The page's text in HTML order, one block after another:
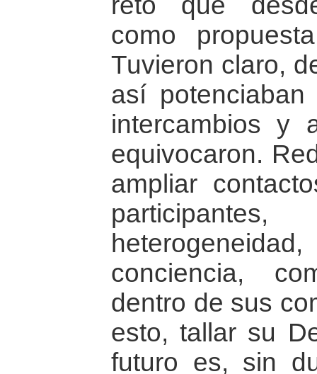
como
Tuvieron claro,
así
intercambios y
equivocaron.
ampliar
conciencia,
dentro de sus
esto, tallar su
futuro es, sin